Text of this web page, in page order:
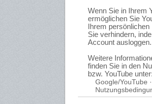
Wenn Sie in Ihrem
ermöglichen Sie
Ihrem
Sie verhindern,
Account ausloggen.
Weitere
finden Sie in den
bzw. YouTube
Google/YouTube